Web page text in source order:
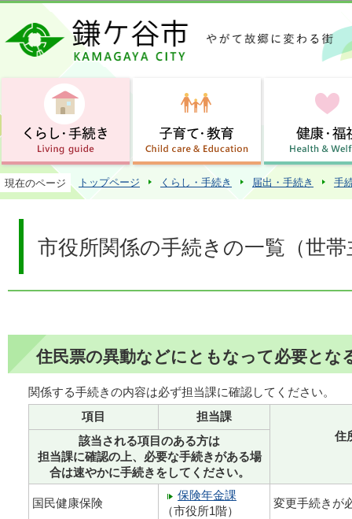
この
現在のページ トップページ くらし・手続き 届出・手続き 手
市役所関係の手続きの一覧（世
住民票の異動などにともなって必要とな
関係する手続きの内容は必ず担当課に確認してください。
項目
担当課
住
該当される項目のある方は
担当課に確認の上、必要な手続きがある場
合は速やかに手続きをしてください。
国民健康保険
保険年金課
（市役所1階）
変更手続きが